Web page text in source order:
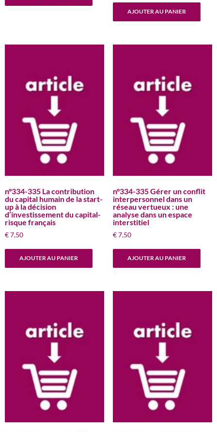
AJOUTER AU PANIER
n°334-335 La contribution
du capital humain de la start-
up à la décision
d’investissement du capital-
risque français
€7,50
AJOUTER AU PANIER
n°334-335 Gérer un conflit
interpersonnel dans un
réseau vertueux : une
analyse dans un espace
interstitiel
€7,50
AJOUTER AU PANIER